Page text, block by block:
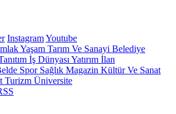
InstagramYoutube
Yaşam Tarım Ve Sanayi Belediye
İş Dünyası Yatırım İlan
SporSağlık Magazin Kültür Ve Sanat
Turizm Üniversite